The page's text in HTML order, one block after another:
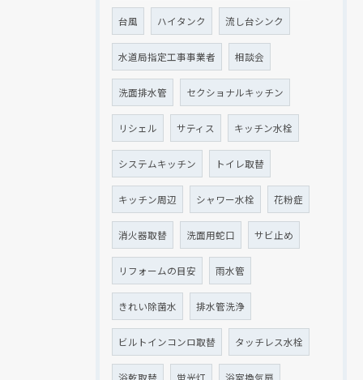
台風 ハイタンク 流し台シンク
水道局指定工事事業者 相談会
洗面排水管 セクショナルキッチン
リシェル サティス キッチン水栓
システムキッチン トイレ取替
キッチン周辺 シャワー水栓 花粉症
消火器取替 洗面用蛇口 サビ止め
リフォームの目安 雨水管
きれい除菌水 排水管洗浄
ビルトインコンロ取替 タッチレス水栓